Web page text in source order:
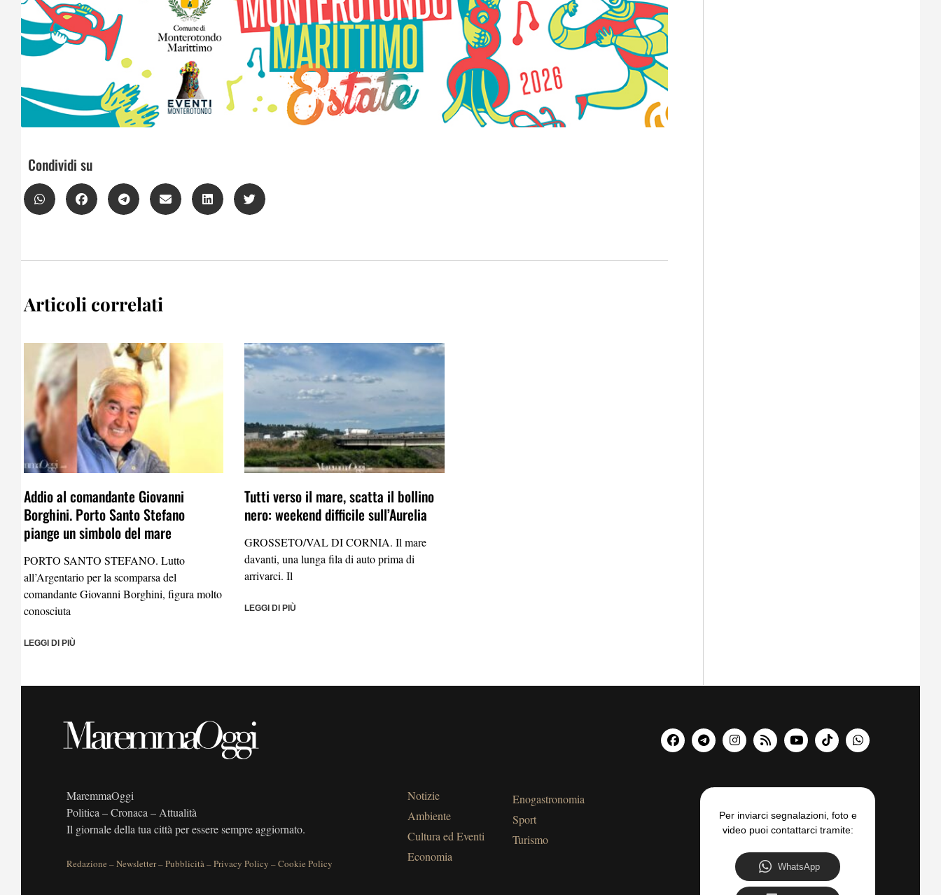
Condividi su
Articoli correlati
Addio al comandante Giovanni
Borghini. Porto Santo Stefano
piange un simbolo del mare
PORTO SANTO STEFANO. Lutto
all’Argentario per la scomparsa del
comandante Giovanni Borghini, figura molto
conosciuta
LEGGI DI PIÙ
Tutti verso il mare, scatta il bollino
nero: weekend difficile sull’Aurelia
GROSSETO/VAL DI CORNIA. Il mare
davanti, una lunga fila di auto prima di
arrivarci. Il
LEGGI DI PIÙ
MaremmaOggi
Politica – Cronaca – Attualità
Il giornale della tua città per essere sempre aggiornato.
Redazione –Newsletter–Pubblicità–Privacy Policy –Cookie Policy
Notizie
Ambiente
Cultura ed Eventi
Economia
Enogastronomia
Sport
Turismo
Per inviarci segnalazioni, foto e
video puoi contattarci tramite:
WhatsApp